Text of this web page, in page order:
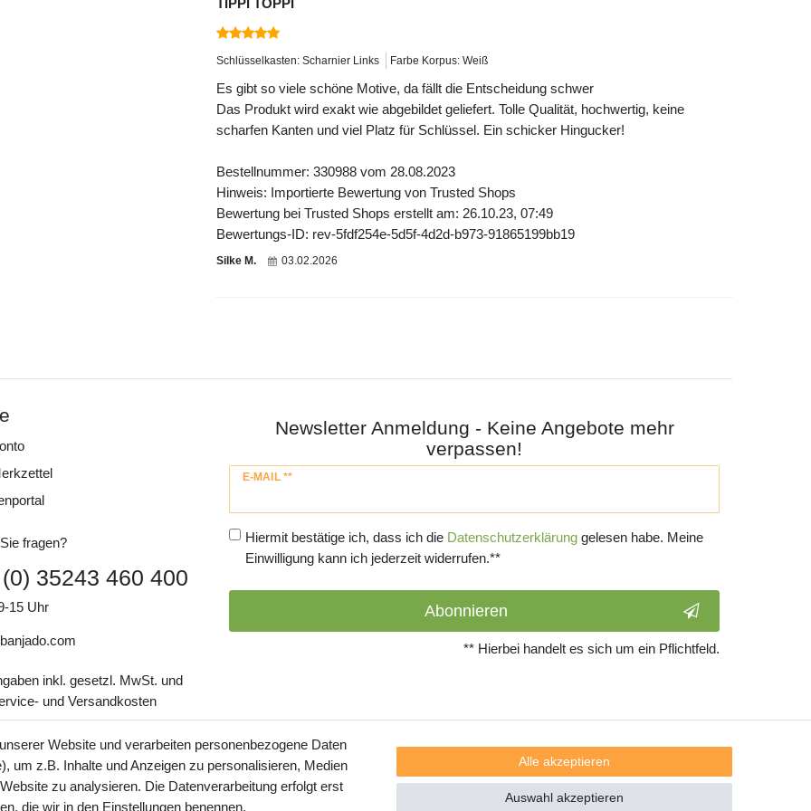
TIPPI TOPPI
Schlüsselkasten: Scharnier Links Farbe Korpus: Weiß
Es gibt so viele schöne Motive, da fällt die Entscheidung schwer
Das Produkt wird exakt wie abgebildet geliefert. Tolle Qualität, hochwertig, keine
scharfen Kanten und viel Platz für Schlüssel. Ein schicker Hingucker!
Bestellnummer: 330988 vom 28.08.2023
Hinweis: Importierte Bewertung von Trusted Shops
Bewertung bei Trusted Shops erstellt am: 26.10.23, 07:49
Bewertungs-ID: rev-5fdf254e-5d5f-4d2d-b973-91865199bb19
Silke M. 03.02.2026
fragen?
35243 460 400
15 Uhr
inkl. gesetzl. MwSt. und
und Versandkosten
Newsletter Anmeldung - Keine Angebote mehr
verpassen!
E-MAIL **
Newsletter
Hiermit bestätige ich, dass ich die Daten­schutz­erklärunggelesen habe. Meine
Einwilligung kann ich jederzeit widerrufen.**
Abonnieren
** Hierbei handelt es sich um ein Pflichtfeld.
Website und verarbeiten personenbezogene Daten
um z.B. Inhalte und Anzeigen zu personalisieren, Medien
zu analysieren. Die Datenverarbeitung erfolgt erst
die wir in den Einstellungen benennen.
Alle akzeptieren
Auswahl akzeptieren